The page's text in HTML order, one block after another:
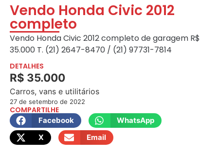
Vendo Honda Civic 2012
completo
Vendo Honda Civic 2012 completo de garagem R$
35.000 T. (21) 2647-8470 / (21) 97731-7814
DETALHES
R$ 35.000
Carros, vans e utilitários
27 de setembro de 2022
COMPARTILHE
Facebook
WhatsApp
X
Email